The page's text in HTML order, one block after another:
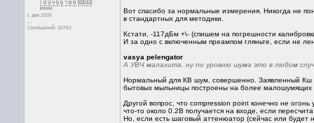
с дек 2005
...
Сообщений: 10762
Вот спасибо за нормальные измерения. Никогда не
в стандартных для методики.
Кстати, -117дБм +\- (спишем на погрешности
И за одно с включенным преампом гляньте, если не
vasya pelengator
А УВЧ малахита, ну по уровню шума это в любом
Нормальный для КВ шум, совершенно. Заявленный
бытовых мыльницы построены на более малошумящих
Другой вопрос, что compression point конечно не
что-то около 0.2В получается на входе, если
Но, если есть шаговый аттенюатор (сейчас или будет